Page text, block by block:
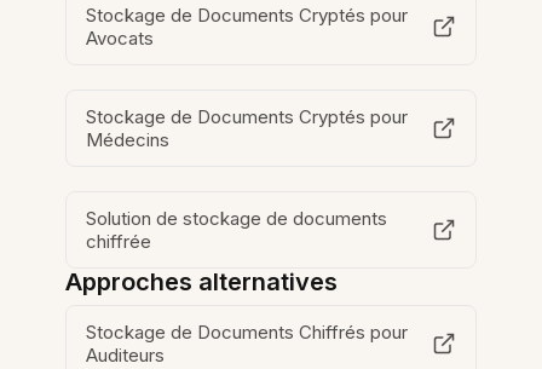
Stockage de Documents Cryptés pour
Avocats
Stockage de Documents Cryptés pour
Médecins
Solution de stockage de documents
chiffrée
Approches alternatives
Stockage de Documents Chiffrés pour
Auditeurs